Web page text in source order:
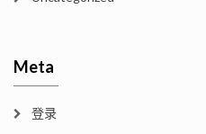
Meta
登录